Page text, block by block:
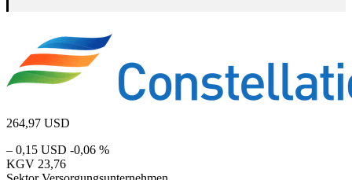
264,97 USD
– 0,15 USD -0,06 %
KGV 23,76